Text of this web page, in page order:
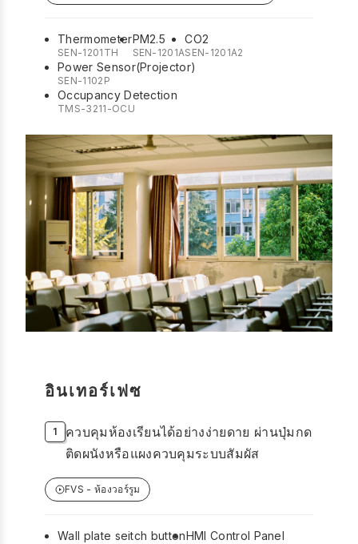
Thermometer
SEN-1201TH
PM2.5
SEN-1201A
CO2
SEN-1201A2
Power Sensor(Projector)
SEN-1102P
Occupancy Detection
TMS-3211-OCU
อินเทอร์เฟซ
ควบคุมห้องเรียนได้อย่างง่ายดาย ผ่านปุ่มกด
ติดผนังหรือแผงควบคุมระบบสัมผัส
FVS - ห้องวอร์รูม
Wall plate seitch buttonHMI Control Panel